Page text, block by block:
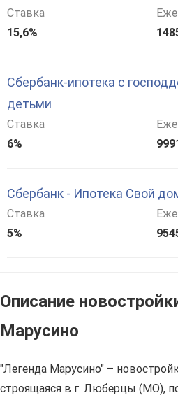
Ставка
15,6%
Сбербанк-ипотека с
детьми
Ставка
6%
Сбербанк - Ипотека Свой
Ставка
5%
Описание
Марусино
"Легенда Марусино" –
строящаяся в г. Люберцы (МО),